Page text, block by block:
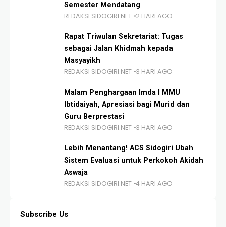
Semester Mendatang
REDAKSI SIDOGIRI.NET 2 HARI AGO
Rapat Triwulan Sekretariat: Tugas
sebagai Jalan Khidmah kepada
Masyayikh
REDAKSI SIDOGIRI.NET 3 HARI AGO
Malam Penghargaan Imda I MMU
Ibtidaiyah, Apresiasi bagi Murid dan
Guru Berprestasi
REDAKSI SIDOGIRI.NET 3 HARI AGO
Lebih Menantang! ACS Sidogiri Ubah
Sistem Evaluasi untuk Perkokoh Akidah
Aswaja
REDAKSI SIDOGIRI.NET 4 HARI AGO
Subscribe Us